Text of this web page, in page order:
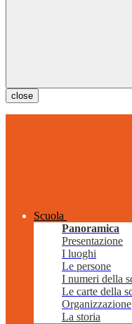
close
Scuola
Panoramica
Presentazione
I luoghi
Le persone
I numeri della
Le carte della
Organizzazione
La storia